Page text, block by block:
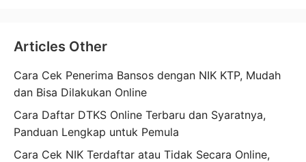
Articles Other
Cara Cek Penerima Bansos dengan NIK KTP, Mudah
dan Bisa Dilakukan Online
Cara Daftar DTKS Online Terbaru dan Syaratnya,
Panduan Lengkap untuk Pemula
Cara Cek NIK Terdaftar atau Tidak Secara Online,